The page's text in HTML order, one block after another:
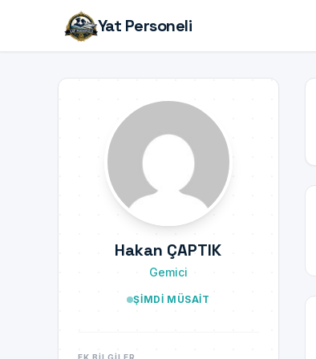
Yat Personeli
Hakan ÇAPTIK
Gemici
ŞIMDI MÜSAIT